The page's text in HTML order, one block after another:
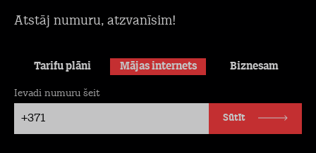
Atstāj numuru, atzvanīsim!
Tarifu plāni Mājas internets Biznesam
+371
Ievadi numuru šeit
Sūtīt